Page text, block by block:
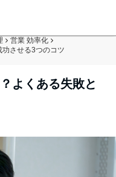
営業 効率化
させる3つのコツ
よくある失敗と